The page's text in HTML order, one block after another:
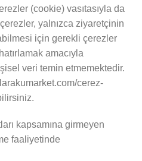
(cookie) vasıtasıyla da
yalnızca ziyaretçinin
için gerekli çerezler
amacıyla
veri temin etmemektedir.
cerez-
kapsamına girmeyen
faaliyetinde